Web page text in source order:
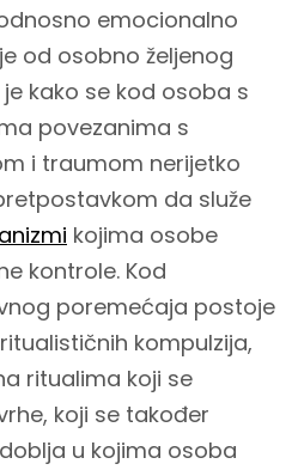
emocionalno
od osobno željenog
kako se kod osoba s
povezanima s
i traumom nerijetko
da služe
kojima osobe
kontrole. Kod
poremećaja postoje
kompulzija,
ritualima koji se
koji se također
u kojima osoba